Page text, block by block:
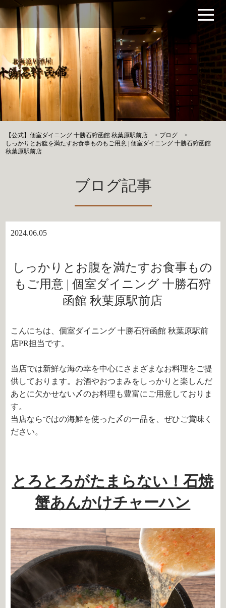
【公式】個室ダイニング 十勝石狩函館 秋葉原駅前店 > ブログ
>
しっかりとお腹を満たすお食事ものもご用意 | 個室ダイニング 十勝石狩函館
秋葉原駅前店
ブログ記事
2024.06.05
しっかりとお腹を満たすお食事もの
もご用意 | 個室ダイニング 十勝石狩
函館 秋葉原駅前店
こんにちは、個室ダイニング 十勝石狩函館 秋葉原駅前
店PR担当です。
当店では新鮮な海の幸を中心にさまざまなお料理をご提
供しております。お酒やおつまみをしっかりと楽しんだ
あとに欠かせない〆のお料理も豊富にご用意しておりま
す。
当店ならではの海鮮を使った〆の一品を、ぜひご賞味く
ださい。
とろとろがたまらない！石焼
蟹あんかけチャーハン